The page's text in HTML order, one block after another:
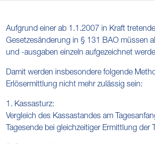
Aufgrund einer ab 1.1.2007 in Kraft
Gesetzesänderung in § 131 BAO müssen
und -ausgaben einzeln aufgezeichnet
Damit werden insbesondere folgende
Erlösermittlung nicht mehr zulässig sein:
1. Kassasturz:
Vergleich des Kassastandes am
Tagesende bei gleichzeitiger Ermittlung der